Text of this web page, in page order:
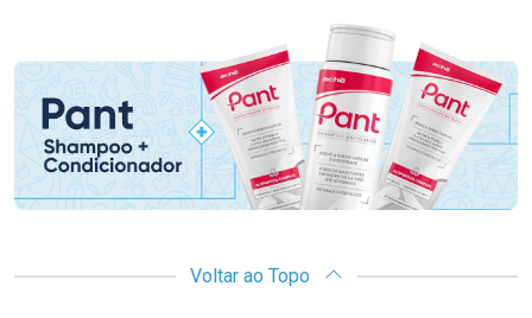
Promoção em Destaque
Voltar ao Topo